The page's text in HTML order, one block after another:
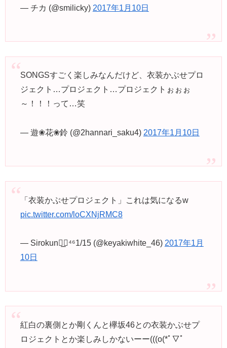
— チカ (@smilicky) 2017年1月10日
SONGSすごく楽しみなんだけど、衣装かぶせプロ
ジェクト…プロジェクト…プロジェクトぉぉぉ
～！！！って…笑
— 遊❀花❀鈴 (@2hannari_saku4) 2017年1月10日
「衣装かぶせプロジェクト」これは気になるw
pic.twitter.com/loCXNjRMC8
— Sirokun◢͟￨⁴⁶1/15 (@keyakiwhite_46) 2017年1月
10日
紅白の裏側とか剛くんと欅坂46との衣装かぶせプ
ロジェクトとか楽しみしかないーー(((o(*ﾟ▽ﾟ